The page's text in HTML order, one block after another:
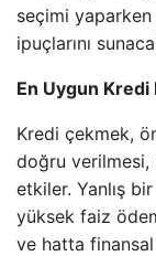
seçimi yaparken
ipuçlarını
En Uygun
Kredi çekmek,
doğru
etkiler. Yanlış
yüksek faiz
ve hatta finansal